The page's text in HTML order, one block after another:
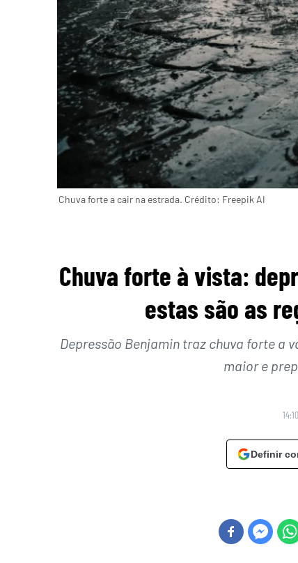
Chuva forte a cair na estrada. Crédito: Freepik AI
Chuva forte à vista:
estas são as
Depressão Benjamin traz chuva forte a
maior e
Definir